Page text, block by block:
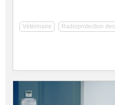
Vétérinaire Radioprotection